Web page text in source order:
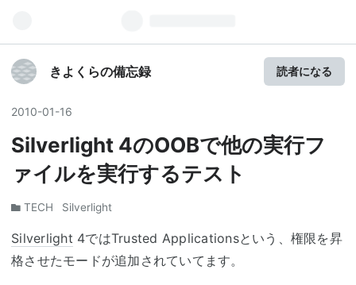
きよくらの備忘録 読者になる
2010-01-16
Silverlight 4のOOBで他の実行フ
ァイルを実行するテスト
TECH Silverlight
Silverlight 4ではTrusted Applicationsという、権限を昇
格させたモードが追加されていてます。